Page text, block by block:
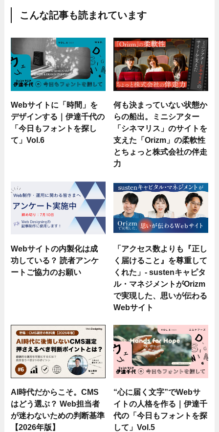
こんな記事も読まれています
Webサイトに「時間」を
デザインする｜伊達千代の
「今日もフォントを探し
て」Vol.6
何も決まっていない状態か
らの船出。ミニシアター
「シネマリス」のサイトを
支えた「Orizm」の柔軟性
とちょっと株式会社の伴走
力
Webサイトの内製化は成
功している？ 読者アンケ
ートご協力のお願い
「アクセス数よりも『正し
く届けること』を尊重して
くれた」- sustenキャピタ
ル・マネジメントがOrizm
で実現した、思いが伝わる
Webサイト
AI時代だからこそ。CMS
はどう選ぶ？ Web担当者
が迷わないための判断基準
【2026年版】
“心に届く文字”でWebサ
イトの人格を作る｜伊達千
代の「今日もフォントを探
して」Vol.5